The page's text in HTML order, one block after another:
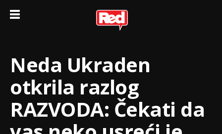
Neda Ukraden
otkrila razlog
RAZVODA: Čekati da